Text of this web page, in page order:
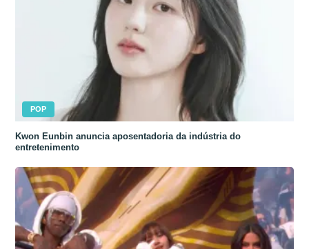
POP
Kwon Eunbin anuncia aposentadoria da indústria do
entretenimento